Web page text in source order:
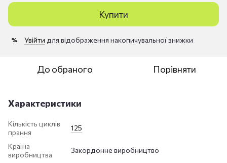
Купити
% Увійти для відображення накопичувальної знижки
До обраного Порівняти
Характеристики
Кількість циклів
прання
125
Країна
виробництва
Закордонне виробництво